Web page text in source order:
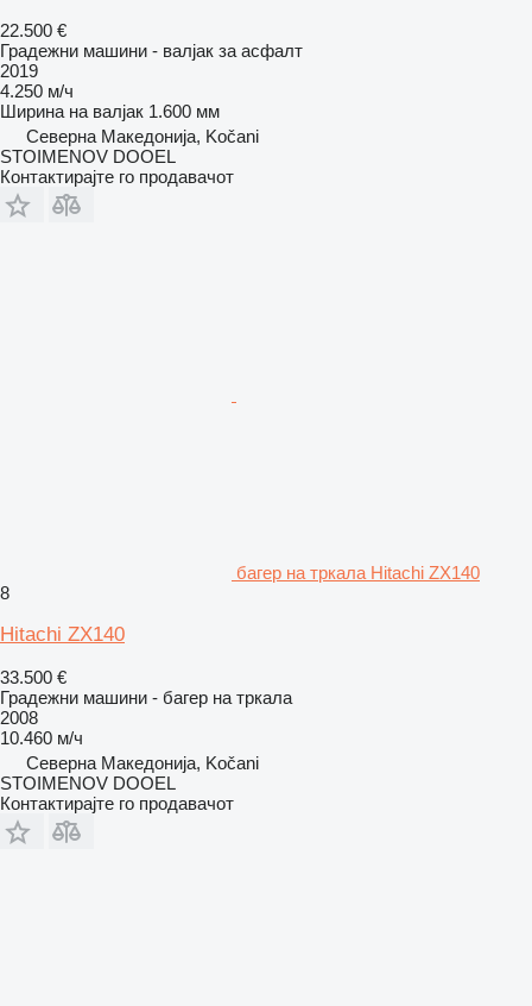
22.500 €
Градежни машини - валјак за асфалт
2019
4.250 м/ч
Ширина на валјак 1.600 мм
Северна Македонија, Kočani
STOIMENOV DOOEL
Контактирајте го продавачот
багер на тркала Hitachi ZX140
8
Hitachi ZX140
33.500 €
Градежни машини - багер на тркала
2008
10.460 м/ч
Северна Македонија, Kočani
STOIMENOV DOOEL
Контактирајте го продавачот